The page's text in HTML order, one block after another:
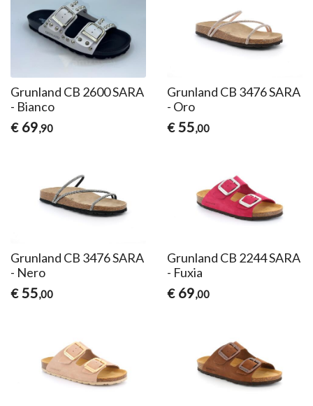
Grunland CB 2600 SARA
- Bianco
€ 69,90
Grunland CB 3476 SARA
- Oro
€ 55,00
Grunland CB 3476 SARA
- Nero
€ 55,00
Grunland CB 2244 SARA
- Fuxia
€ 69,00